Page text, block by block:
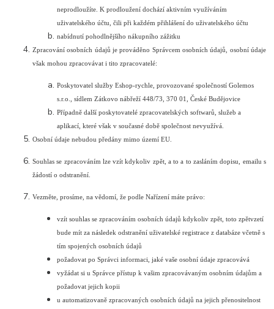
neprodloužíte. K prodloužení dochází aktivním využíváním
uživatelského účtu, čili při každém přihlášení do uživatelského účtu
nabídnutí pohodlnějšího nákupního zážitku
Zpracování osobních údajů je prováděno Správcem osobních údajů, osobní údaje
však mohou zpracovávat i tito zpracovatelé:
Poskytovatel služby Eshop-rychle, provozované společností Golemos
s.r.o., sídlem Zátkovo nábřeží 448/73, 370 01, České Budějovice
Případně další poskytovatelé zpracovatelských softwarů, služeb a
aplikací, které však v současné době společnost nevyužívá.
Osobní údaje nebudou předány mimo území EU.
Souhlas se zpracováním lze vzít kdykoliv zpět, a to a to zasláním dopisu, emailu s
žádostí o odstranění.
Vezměte, prosíme, na vědomí, že podle Nařízení máte právo:
vzít souhlas se zpracováním osobních údajů kdykoliv zpět, toto zpětvzetí
bude mít za následek odstranění uživatelské registrace z databáze včetně s
tím spojených osobních údajů
požadovat po Správci informaci, jaké vaše osobní údaje zpracovává
vyžádat si u Správce přístup k vašim zpracovávaným osobním údajům a
požadovat jejich kopii
u automatizovaně zpracovaných osobních údajů na jejich přenositelnost